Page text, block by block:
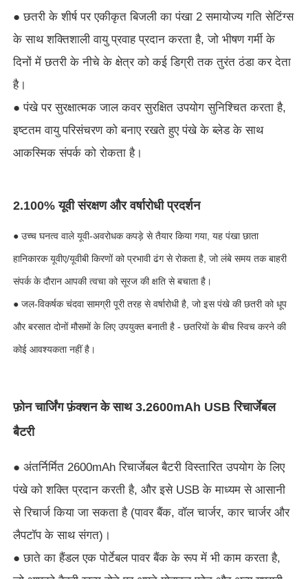
स्वचालित रूप से खुली छाता
उल्टा छाता
लकड़ी के हैंडल छाता
यूवी प्रतिरोधी छत्र
बच्चों की छतरियाँ
समुद्र तट छाता
रचनात्मक छतरियाँ
● छतरी के शीर्ष पर एकीकृत बिजली का पंखा 2 समायोज्य गति सेटिंग्स
के साथ शक्तिशाली वायु प्रवाह प्रदान करता है, जो भीषण गर्मी के
दिनों में छतरी के नीचे के क्षेत्र को कई डिग्री तक तुरंत ठंडा कर देता
है।
● पंखे पर सुरक्षात्मक जाल कवर सुरक्षित उपयोग सुनिश्चित करता है,
इष्टतम वायु परिसंचरण को बनाए रखते हुए पंखे के ब्लेड के साथ
आकस्मिक संपर्क को रोकता है।
2.100% यूवी संरक्षण और वर्षारोधी प्रदर्शन
● उच्च घनत्व वाले यूवी-अवरोधक कपड़े से तैयार किया गया, यह पंखा छाता
हानिकारक यूवीए/यूवीबी किरणों को प्रभावी ढंग से रोकता है, जो लंबे समय तक बाहरी
संपर्क के दौरान आपकी त्वचा को सूरज की क्षति से बचाता है।
● जल-विकर्षक चंदवा सामग्री पूरी तरह से वर्षारोधी है, जो इस पंखे की छतरी को धूप
और बरसात दोनों मौसमों के लिए उपयुक्त बनाती है - छतरियों के बीच स्विच करने की
कोई आवश्यकता नहीं है।
फ़ोन चार्जिंग फ़ंक्शन के साथ 3.2600mAh USB रिचार्जेबल
बैटरी
● अंतर्निर्मित 2600mAh रिचार्जेबल बैटरी विस्तारित उपयोग के लिए
पंखे को शक्ति प्रदान करती है, और इसे USB के माध्यम से आसानी
से रिचार्ज किया जा सकता है (पावर बैंक, वॉल चार्जर, कार चार्जर और
लैपटॉप के साथ संगत)।
● छाते का हैंडल एक पोर्टेबल पावर बैंक के रूप में भी काम करता है,